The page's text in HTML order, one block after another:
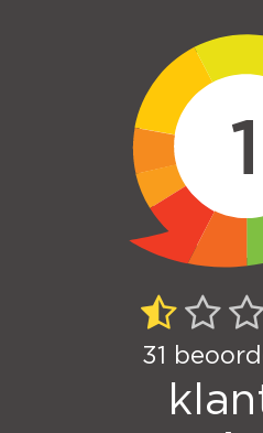
1
31